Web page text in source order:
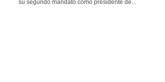
su segundo mandato como presidente de...